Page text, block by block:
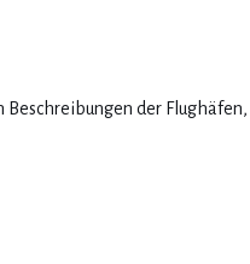
der